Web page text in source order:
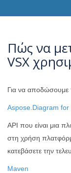
Πώς να
VSX
Για να αποδώσουμε
Aspose.Diagram for
API που είναι μια
στη χρήση
κατεβάσετε την
Maven